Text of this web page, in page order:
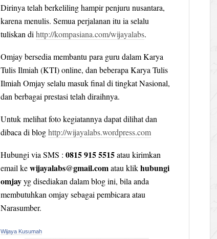
Dirinya telah berkeliling hampir penjuru nusantara,
karena menulis. Semua perjalanan itu ia selalu
tuliskan di http://kompasiana.com/wijayalabs.
Omjay bersedia membantu para guru dalam Karya
Tulis Ilmiah (KTI) online, dan beberapa Karya Tulis
Ilmiah Omjay selalu masuk final di tingkat Nasional,
dan berbagai prestasi telah diraihnya.
Untuk melihat foto kegiatannya dapat dilihat dan
dibaca di bloghttp://wijayalabs.wordpress.com
Hubungi via SMS : 0815 915 5515atau kirimkan
email kewijayalabs@gmail.comatau klikhubungi
omjayyg disediakan dalam blog ini, bila anda
membutuhkan omjay sebagai pembicara atau
Narasumber.
Wijaya Kusumah